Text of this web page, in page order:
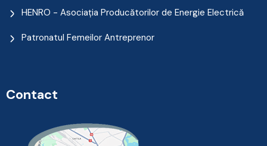
HENRO - Asociația Producătorilor de Energie Electrică
Patronatul Femeilor Antreprenor
Contact